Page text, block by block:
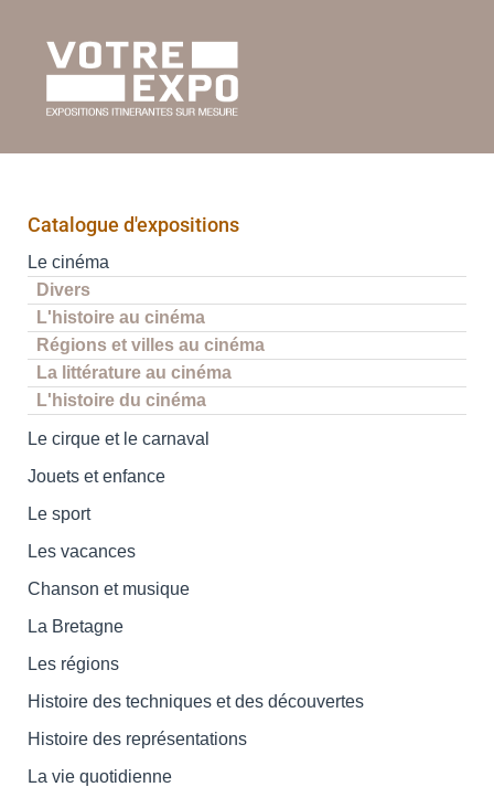
Catalogue d'expositions
Le cinéma
Divers
L'histoire au cinéma
Régions et villes au cinéma
La littérature au cinéma
L'histoire du cinéma
Le cirque et le carnaval
Jouets et enfance
Le sport
Les vacances
Chanson et musique
La Bretagne
Les régions
Histoire des techniques et des découvertes
Histoire des représentations
La vie quotidienne